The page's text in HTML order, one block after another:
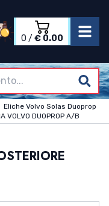
0 / € 0.00
Eliche Volvo Solas Duoprop
VOLVO DUOPROP A/B